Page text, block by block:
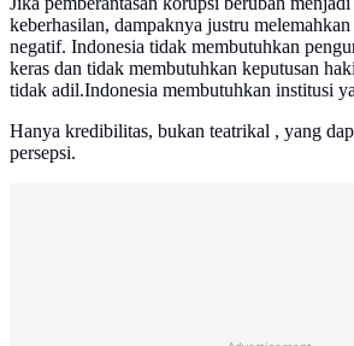
keberhasilan, dampaknya justru
negatif. Indonesia tidak membutuhkan
keras dan tidak membutuhkan keputusan
tidak adil.Indonesia membutuhkan institusi
Hanya kredibilitas, bukan teatrikal , yang
persepsi.